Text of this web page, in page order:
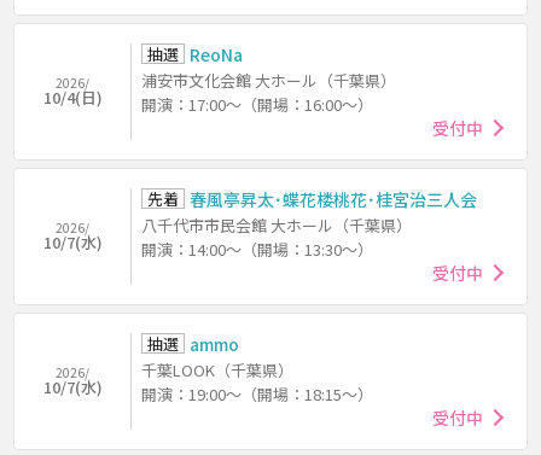
2026/
10/4(日)
抽選 ReoNa
浦安市文化会館 大ホール（千葉県）
開演：17:00～（開場：16:00～）
受付中
2026/
10/7(水)
先着 春風亭昇太･蝶花楼桃花･桂宮治三人会
八千代市市民会館 大ホール（千葉県）
開演：14:00～（開場：13:30～）
受付中
2026/
10/7(水)
抽選 ammo
千葉LOOK（千葉県）
開演：19:00～（開場：18:15～）
受付中